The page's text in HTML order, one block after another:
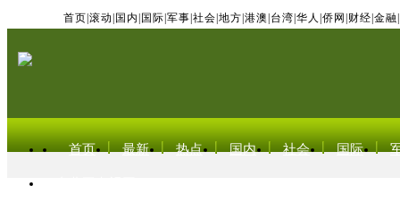
首页 滚动 国内 国际 军事 社会 地方 港澳 台湾 华人 侨网 财经 金融
首页 最新 热点 国内 社会 国际